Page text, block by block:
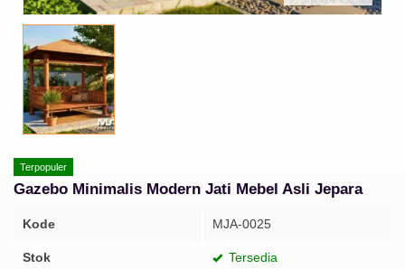
Terpopuler
Gazebo Minimalis Modern Jati Mebel Asli Jepara
Kode MJA-0025
Stok Tersedia